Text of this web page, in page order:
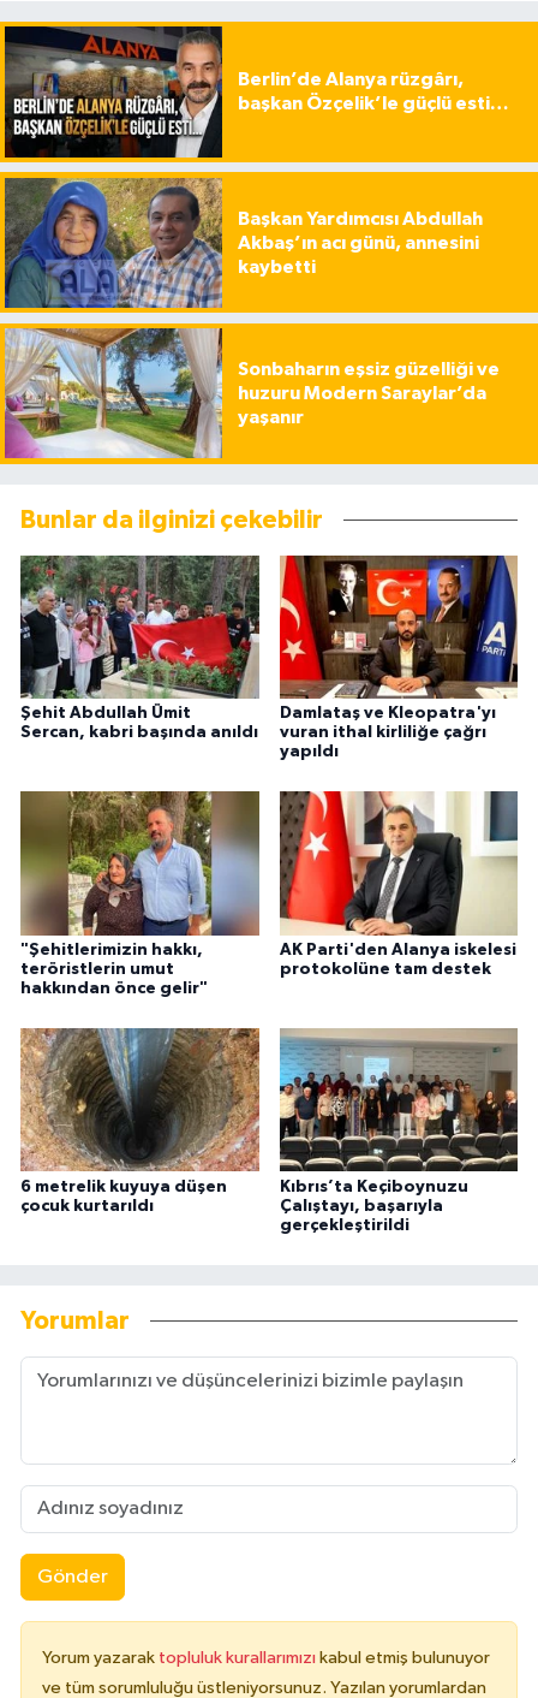
Berlin’de Alanya rüzgârı,
başkan Özçelik’le güçlü esti…
Başkan Yardımcısı Abdullah
Akbaş’ın acı günü, annesini
kaybetti
Sonbaharın eşsiz güzelliği ve
huzuru Modern Saraylar’da
yaşanır
Bunlar da ilginizi çekebilir
Şehit Abdullah Ümit
Sercan, kabri başında anıldı
Damlataş ve Kleopatra'yı
vuran ithal kirliliğe çağrı
yapıldı
"Şehitlerimizin hakkı,
teröristlerin umut
hakkından önce gelir"
AK Parti'den Alanya iskelesi
protokolüne tam destek
6 metrelik kuyuya düşen
çocuk kurtarıldı
Kıbrıs’ta Keçiboynuzu
Çalıştayı, başarıyla
gerçekleştirildi
Yorumlar
Gönder
Yorum yazarak topluluk kurallarımızı kabul etmiş bulunuyor
ve tüm sorumluluğu üstleniyorsunuz. Yazılan yorumlardan